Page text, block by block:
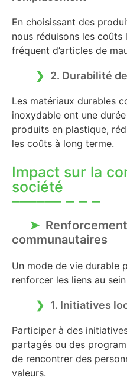
En choisissant des
nous réduisons les coûts
fréquent d’articles de
2. Durabilité
Les matériaux durables
inoxydable ont une
produits en plastique,
les coûts à long terme.
Impact sur la
société
communautaires
Un mode de vie durable
renforcer les liens au
1. Initiatives
Participer à des
partagés ou des
de rencontrer des
valeurs.